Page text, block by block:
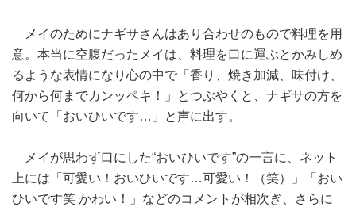
メイのためにナギサさんはあり合わせのもので料理を用
意。本当に空腹だったメイは、料理を口に運ぶとかみしめ
るような表情になり心の中で「香り、焼き加減、味付け、
何から何までカンッペキ！」とつぶやくと、ナギサの方を
向いて「おいひいです…」と声に出す。
メイが思わず口にした“おいひいです”の一言に、ネット
上には「可愛い！おいひいです…可愛い！（笑）」「おい
ひいです笑 かわい！」などのコメントが相次ぎ、さらに